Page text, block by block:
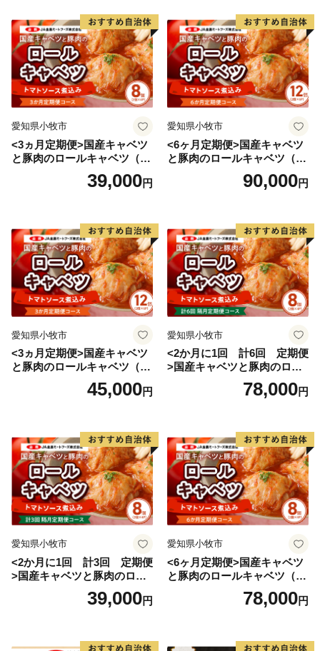
《問い合わせ先》
瑞穂市 ふるさと納税サポートセンター
TEL：0120-414-704
（受付時間：8:30～17:30／土日祝日を除く）
※土日祝祭日はお休みをいただいております。
愛知県小牧市
<3ヵ月定期便>国産キャベツ
と豚肉のロールキャベツ（4P
39,000円
愛知県小牧市
<6ヶ月定期便>国産キャベツ
と豚肉のロールキャベツ（6P
90,000円
愛知県小牧市
<3ヵ月定期便>国産キャベツ
と豚肉のロールキャベツ（6P
45,000円
愛知県小牧市
<2か月に1回 計6回 定期便
>国産キャベツと豚肉のロー
ルキャベツ（4P入り）
78,000円
愛知県小牧市
<2か月に1回 計3回 定期便
>国産キャベツと豚肉のロー
ルキャベツ（4P入り）
39,000円
愛知県小牧市
<6ヶ月定期便>国産キャベツ
と豚肉のロールキャベツ（4P
78,000円